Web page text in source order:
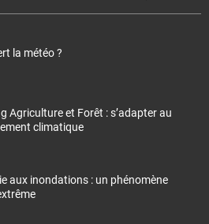
la météo ?
Agriculture et Forêt : s’adapter au
climatique
aux inondations : un phénomène